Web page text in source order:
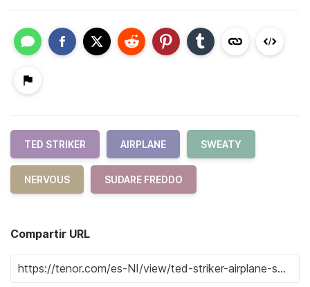
TED STRIKER AIRPLANE SWEATY
NERVOUS SUDARE FREDDO
Compartir URL